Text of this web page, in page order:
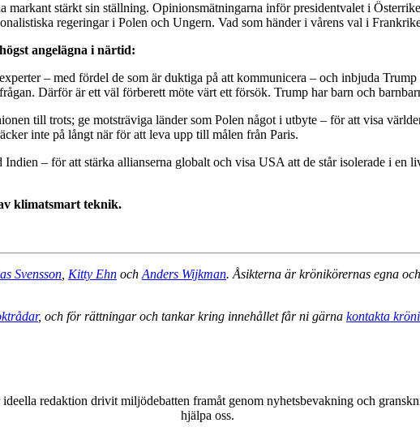
stärkt sin ställning. Opinionsmätningarna inför presidentvalet i
regeringar i Polen och Ungern. Vad som händer i vårens val i
angelägna i närtid:
– med fördel de som är duktiga på att kommunicera – och inbjuda
Därför är ett väl förberett möte värt ett försök. Trump har barn och
till trots; ge motsträviga länder som Polen något i utbyte – för att visa
inte på långt när för att leva upp till målen från Paris.
– för att stärka allianserna globalt och visa USA att de står isolerade i en
klimatsmart teknik.
Svensson Kitty Ehn och Anders Wijkman. Åsikterna är krönikörernas egna
, och för rättningar och tankar kring innehållet får ni gärna kontakta
redaktion drivit miljödebatten framåt genom nyhetsbevakning och
hjälpa oss.